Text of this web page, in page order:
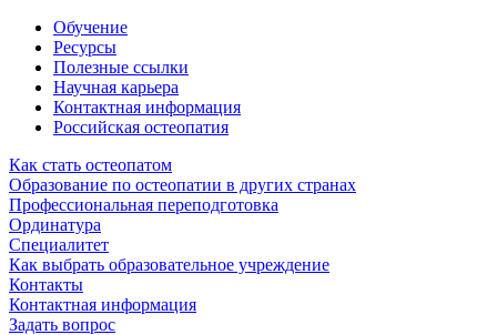
Обучение
Ресурсы
Полезные ссылки
Научная карьера
Контактная информация
Российская остеопатия
Как стать остеопатом
Образование по остеопатии в других странах
Профессиональная переподготовка
Ординатура
Специалитет
Как выбрать образовательное учреждение
Контакты
Контактная информация
Задать вопрос